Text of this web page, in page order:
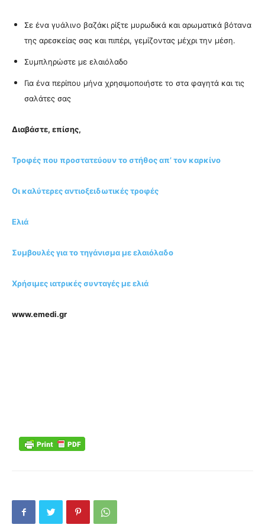
Σε ένα γυάλινο βαζάκι ρίξτε μυρωδικά και αρωματικά βότανα
της αρεσκείας σας και πιπέρι, γεμίζοντας μέχρι την μέση.
Συμπληρώστε με ελαιόλαδο
Για ένα περίπου μήνα χρησιμοποιήστε το στα φαγητά και τις
σαλάτες σας
Διαβάστε, επίσης,
Τροφές που προστατεύουν το στήθος απ’ τον καρκίνο
Οι καλύτερες αντιοξειδωτικές τροφές
Ελιά
Συμβουλές για το τηγάνισμα με ελαιόλαδο
Χρήσιμες ιατρικές συνταγές με ελιά
www.emedi.gr